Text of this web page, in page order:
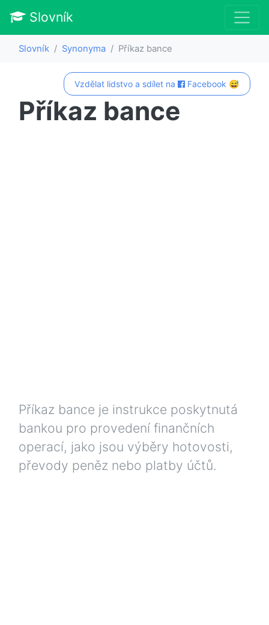
Slovník
Slovník Synonyma Příkaz bance
Vzdělat lidstvo a sdílet na Facebook 😅
Příkaz bance
Příkaz bance je instrukce poskytnutá
bankou pro provedení finančních
operací, jako jsou výběry hotovosti,
převody peněz nebo platby účtů.